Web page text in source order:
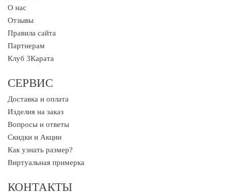
О нас
Отзывы
Правила сайта
Партнерам
Клуб 3Карата
СЕРВИС
Доставка и оплата
Изделия на заказ
Вопросы и ответы
Скидки и Акции
Как узнать размер?
Виртуальная примерка
КОНТАКТЫ